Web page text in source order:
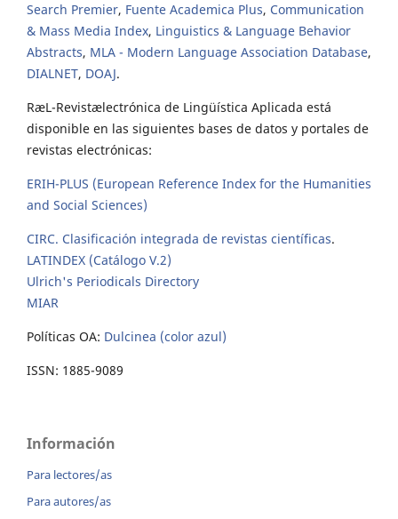
Search Premier, Fuente Academica Plus, Communication
& Mass Media Index, Linguistics & Language Behavior
Abstracts, MLA - Modern Language Association Database,
DIALNET, DOAJ.
RæL-Revistælectrónica de Lingüística Aplicada está
disponible en las siguientes bases de datos y portales de
revistas electrónicas:
ERIH-PLUS (European Reference Index for the Humanities
and Social Sciences)
CIRC. Clasificación integrada de revistas científicas.
LATINDEX (Catálogo V.2)
Ulrich's Periodicals Directory
MIAR
Políticas OA: Dulcinea (color azul)
ISSN: 1885-9089
Información
Para lectores/as
Para autores/as